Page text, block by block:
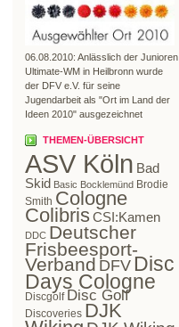
06.08.2010: Anlässlich der Junioren
Ultimate-WM in Heilbronn wurde
der DFV e.V. für seine
Jugendarbeit als "Ort im Land der
Ideen 2010" ausgezeichnet
THEMEN-ÜBERSICHT
ASV Köln Bad
Skid Basic Bocklemünd Brodie
Smith Cologne
ColibrisCSI:Kamen
DDC Deutscher
Frisbeesport-
Verband DFV Disc
Days Cologne
Discgolf Disc Golf
Discoveries DJK